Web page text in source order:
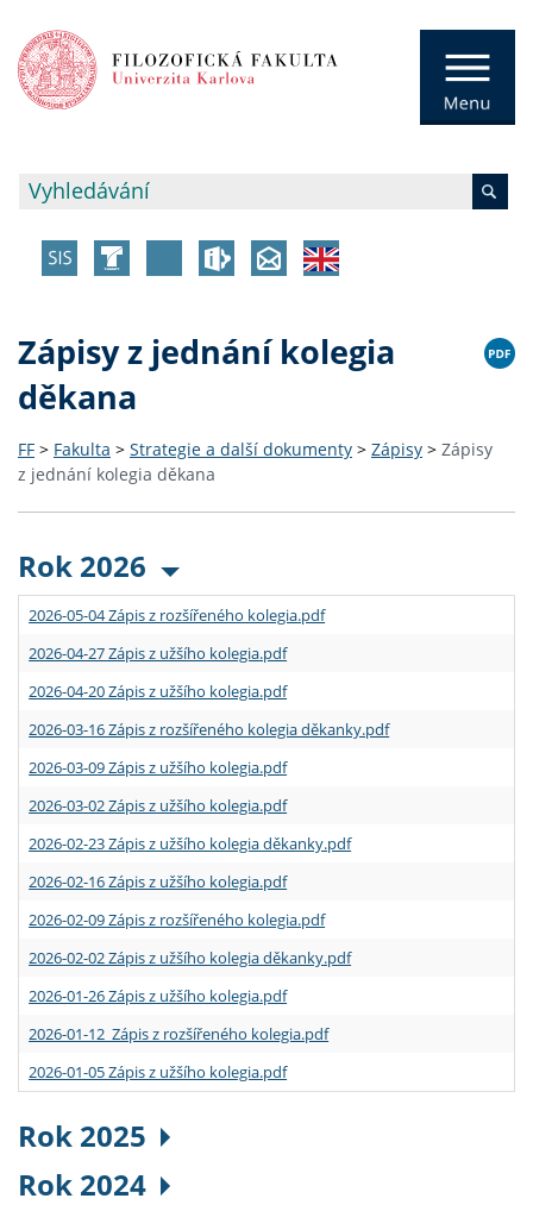
Zápisy z jednání kolegia
děkana
FF > Fakulta > Strategie a další dokumenty > Zápisy > Zápisy
z jednání kolegia děkana
Rok 2026
2026-05-04 Zápis z rozšířeného kolegia.pdf
2026-04-27 Zápis z užšího kolegia.pdf
2026-04-20 Zápis z užšího kolegia.pdf
2026-03-16 Zápis z rozšířeného kolegia děkanky.pdf
2026-03-09 Zápis z užšího kolegia.pdf
2026-03-02 Zápis z užšího kolegia.pdf
2026-02-23 Zápis z užšího kolegia děkanky.pdf
2026-02-16 Zápis z užšího kolegia.pdf
2026-02-09 Zápis z rozšířeného kolegia.pdf
2026-02-02 Zápis z užšího kolegia děkanky.pdf
2026-01-26 Zápis z užšího kolegia.pdf
2026-01-12 Zápis z rozšířeného kolegia.pdf
2026-01-05 Zápis z užšího kolegia.pdf
Rok 2025
Rok 2024